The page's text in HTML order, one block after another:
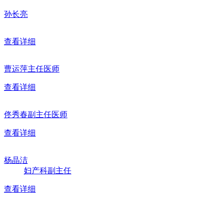
孙长亮
查看详细
曹运萍主任医师
查看详细
佟秀春副主任医师
查看详细
杨晶洁
妇产科副主任
查看详细